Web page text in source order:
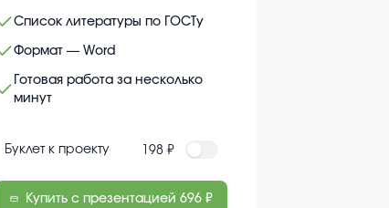
Список литературы по ГОСТу
Формат — Word
Готовая работа за несколько
минут
Буклет к проекту 198 ₽
Купить с презентацией 696 ₽